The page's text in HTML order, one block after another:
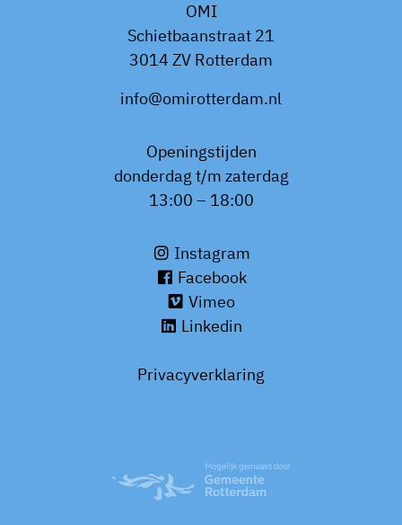
OMI
Schietbaanstraat 21
3014 ZV Rotterdam
info@omirotterdam.nl
Openingstijden
donderdag t/m zaterdag
13:00 – 18:00
Instagram
Facebook
Vimeo
Linkedin
Privacyverklaring